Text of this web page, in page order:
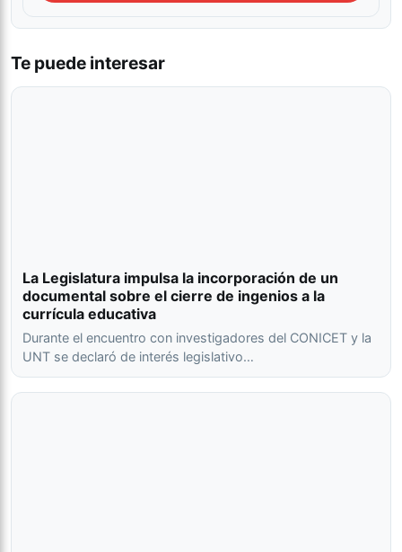
Te puede interesar
La Legislatura impulsa la incorporación de un
documental sobre el cierre de ingenios a la
currícula educativa
Durante el encuentro con investigadores del CONICET y la
UNT se declaró de interés legislativo…